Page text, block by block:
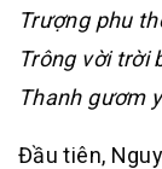
Trượng phu
Trông vời trời
Thanh gươm
Đầu tiên,